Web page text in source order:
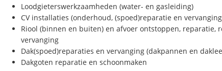
Loodgieterswerkzaamheden (water- en gasleiding)
CV installaties (onderhoud, (spoed)reparatie en
Riool (binnen en buiten) en afvoer ontstoppen, reparatie,
vervanging
Dak(spoed)reparaties en vervanging (dakpannen en
Dakgoten reparatie en schoonmaken